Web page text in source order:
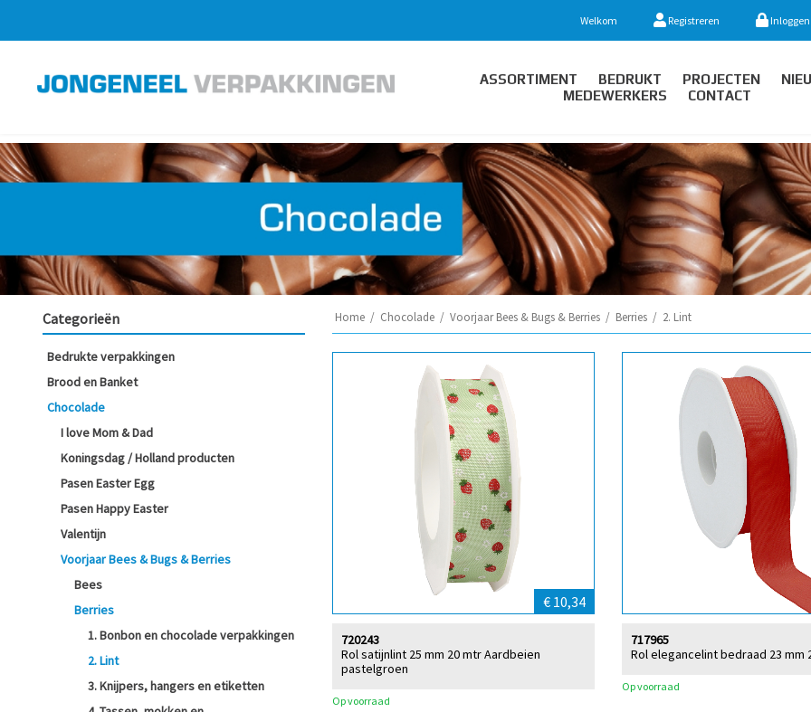
Welkom Registreren Inloggen
ASSORTIMENT BEDRUKT PROJECTEN
MEDEWERKERS
CONTACT
Categorieën
Bedrukte verpakkingen
Brood en Banket
Chocolade
I love Mom & Dad
Koningsdag / Holland producten
Pasen Easter Egg
Pasen Happy Easter
Valentijn
Voorjaar Bees & Bugs & Berries
Bees
Berries
1. Bonbon en chocolade verpakkingen
2. Lint
3. Knijpers, hangers en etiketten
Home / Chocolade / Voorjaar Bees & Bugs & Berries / Berries / 2. Lint
€ 10,34
Rol satijnlint 25 mm 20 mtr Aardbeien
pastelgroen
720243
Op voorraad
Rol elegancelint bedraad 23 mm
717965
Op voorraad